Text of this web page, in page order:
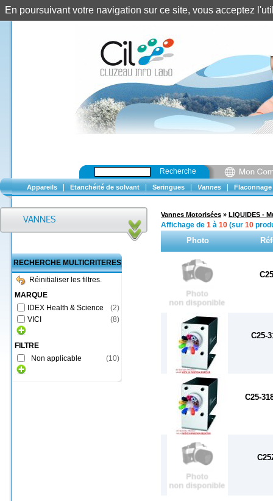
Recherche
Appareils Etanchéité de solvant Seringues Vannes Flaconnage
RECHERCHE MULTICRITERES
Réinitialiser les filtres.
MARQUE
IDEX Health & Science
(2)
VICI
(8)
FILTRE
Non applicable
(10)
Vannes Motorisées » LIQUIDES -
Affichage de 1 à 10 (sur 10
Photo
C25-
C25-
En poursuivant votre navigation sur ce site, vous acceptez